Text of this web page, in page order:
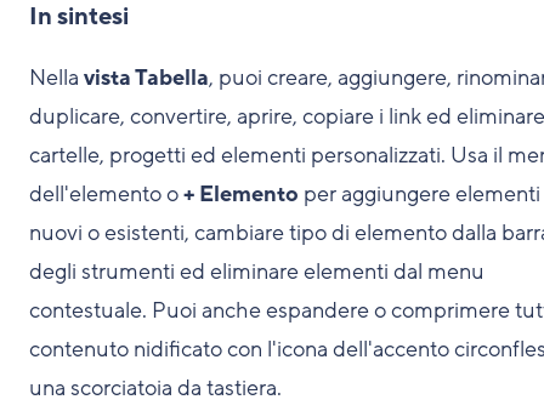
In sintesi
Nella vista Tabella, puoi creare, aggiungere,
duplicare, convertire, aprire, copiare i link ed eliminare
cartelle, progetti ed elementi personalizzati. Usa il
dell'elemento o+ Elemento per aggiungere elementi
nuovi o esistenti, cambiare tipo di elemento dalla
degli strumenti ed eliminare elementi dal menu
contestuale. Puoi anche espandere o comprimere
contenuto nidificato con l'icona dell'accento
una scorciatoia da tastiera.